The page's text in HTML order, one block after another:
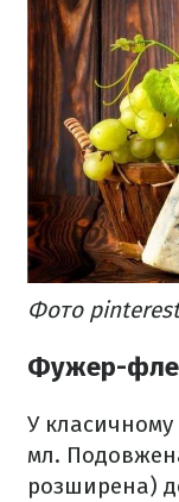
Фото pinterest
Фужер-
У класичному
мл.
розширена)